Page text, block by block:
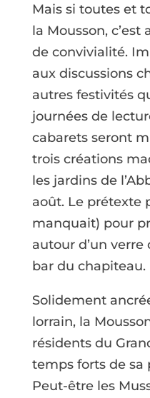
Mais si toutes et
la Mousson,
de convivialité.
aux discussions
autres festivités
journées de
cabarets seront
trois créations
les jardins de
août. Le prétexte
manquait) pour
autour d’un verre
bar du chapiteau.
Solidement
lorrain, la
résidents du
temps forts de
Peut-être les